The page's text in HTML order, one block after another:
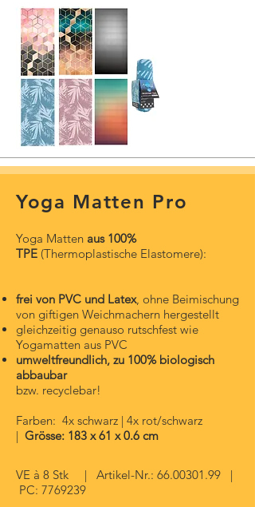
Yoga Matten Pro
Yoga Matten aus 100%
TPE (Thermoplastische Elastomere):
frei von PVC und Latex, ohne Beimischung
von giftigen Weichmachern hergestellt
gleichzeitig genauso rutschfest wie
Yogamatten aus PVC
umweltfreundlich, zu 100% biologisch
abbaubar
bzw. recyclebar!
Farben: 4x schwarz | 4x rot/schwarz
| Grösse: 183 x 61 x 0.6 cm
VE à 8 Stk | Artikel-Nr.: 66.00301.99 |
PC: 7769239